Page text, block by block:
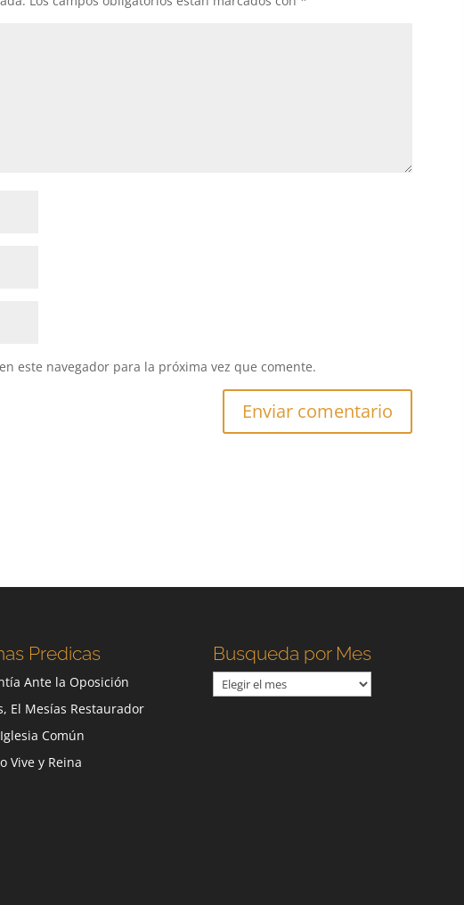
este navegador para la próxima vez que comente.
Predicas
Ante la Oposición
El Mesías Restaurador
Común
Vive y Reina
Busqueda por Mes
Busqueda
por